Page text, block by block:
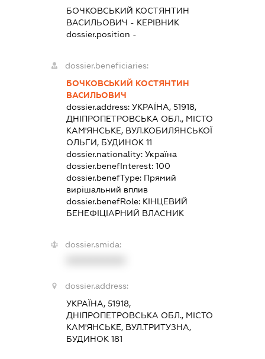
БОЧКОВСЬКИЙ КОСТЯНТИН
ВАСИЛЬОВИЧ - КЕРІВНИК
dossier.position -
dossier.beneficiaries:
БОЧКОВСЬКИЙ КОСТЯНТИН
ВАСИЛЬОВИЧ
dossier.address: УКРАЇНА, 51918,
ДНІПРОПЕТРОВСЬКА ОБЛ., МІСТО
КАМ'ЯНСЬКЕ, ВУЛ.КОБИЛЯНСЬКОЇ
ОЛЬГИ, БУДИНОК 11
dossier.nationality: Україна
dossier.benefInterest: 100
dossier.benefType: Прямий
вирішальний вплив
dossier.benefRole: КІНЦЕВИЙ
БЕНЕФІЦІАРНИЙ ВЛАСНИК
dossier.smida:
dossier.address:
УКРАЇНА, 51918,
ДНІПРОПЕТРОВСЬКА ОБЛ., МІСТО
КАМ'ЯНСЬКЕ, ВУЛ.ТРИТУЗНА,
БУДИНОК 181